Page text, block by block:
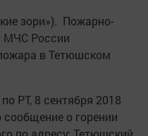
зори»). Пожарно-
МЧС России
в Тетюшском
РТ, 8 сентября 2018
о горении